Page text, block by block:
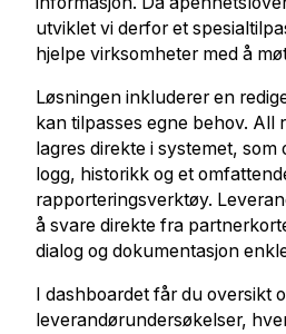
utviklet vi derfor et
hjelpe virksomheter med å
Løsningen inkluderer en
kan tilpasses egne behov. All
lagres direkte i systemet, som
logg, historikk og et
rapporteringsverktøy.
å svare direkte fra
dialog og dokumentasjon
I dashboardet får du oversikt
leverandørundersøkelser,